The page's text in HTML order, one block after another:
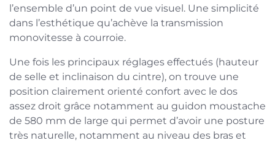
l’ensemble d’un point de vue visuel. Une simplicité
dans l’esthétique qu’achève la transmission
monovitesse à courroie.
Une fois les principaux réglages effectués (hauteur
de selle et inclinaison du cintre), on trouve une
position clairement orienté confort avec le dos
assez droit grâce notamment au guidon moustache
de 580 mm de large qui permet d’avoir une posture
très naturelle, notamment au niveau des bras et